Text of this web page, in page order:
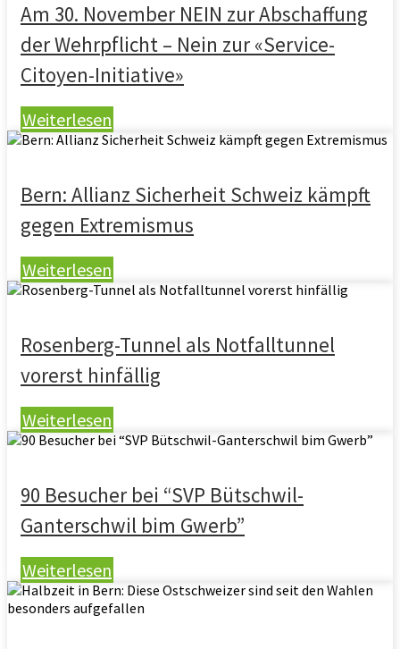
Am 30. November NEIN zur Abschaffung
der Wehrpflicht – Nein zur «Service-
Citoyen-Initiative»
Weiterlesen
Bern: Allianz Sicherheit Schweiz kämpft
gegen Extremismus
Weiterlesen
Rosenberg-Tunnel als Notfalltunnel
vorerst hinfällig
Weiterlesen
90 Besucher bei “SVP Bütschwil-
Ganterschwil bim Gwerb”
Weiterlesen